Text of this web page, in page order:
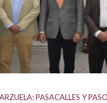
PASACALLES Y